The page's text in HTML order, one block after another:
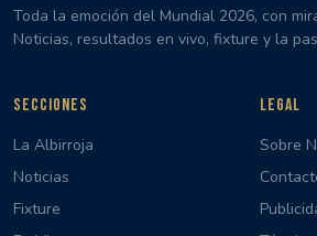
Toda la emoción del Mundial 2026, con
Noticias, resultados en vivo, fixture y la
SECCIONES
La Albirroja
Noticias
Fixture
LEGAL
Sobre